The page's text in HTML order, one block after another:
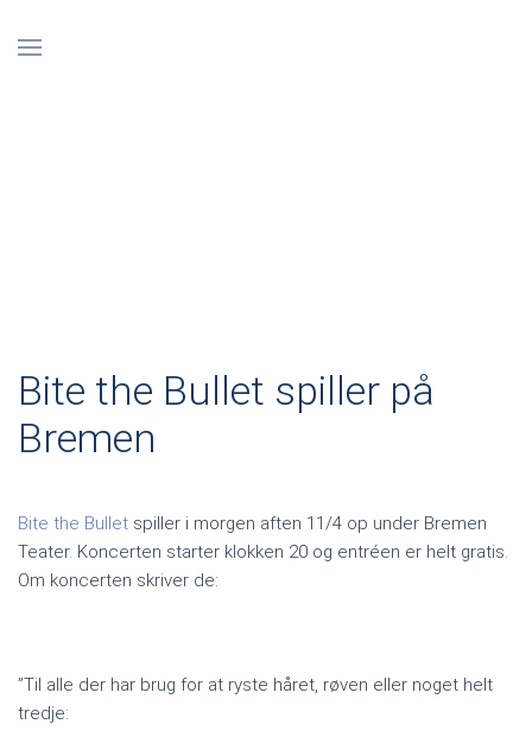
Bite the Bullet spiller på
Bremen
Bite the Bullet spiller i morgen aften 11/4 op under Bremen
Teater. Koncerten starter klokken 20 og entréen er helt gratis.
Om koncerten skriver de:
”Til alle der har brug for at ryste håret, røven eller noget helt
tredje: